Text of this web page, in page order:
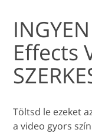
Effects
Töltsd le ezeket
a video gyors